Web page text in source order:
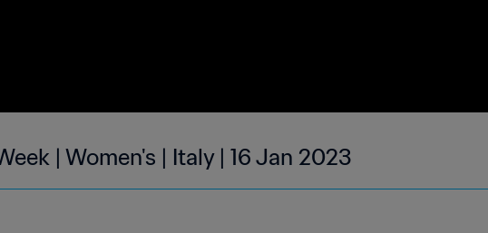
| Women's | Italy | 16 Jan 2023